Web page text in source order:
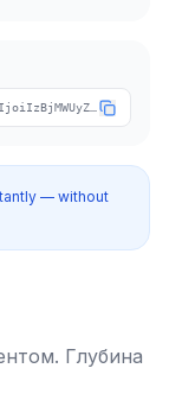
Глубина
— without